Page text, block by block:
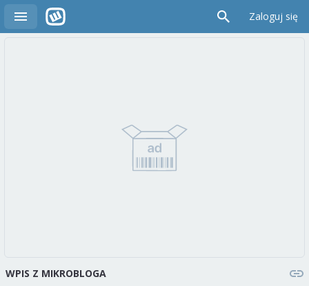
Zaloguj się
WPIS Z MIKROBLOGA